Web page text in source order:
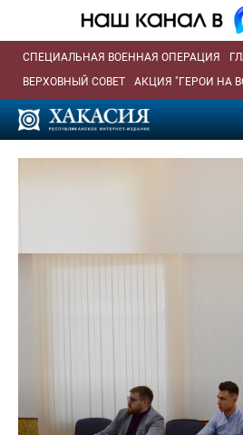
СПЕЦИАЛЬНАЯ ВОЕННАЯ ОПЕРАЦИЯ
ВЕРХОВНЫЙ СОВЕТ
АКЦИЯ "ГЕРОИ НА